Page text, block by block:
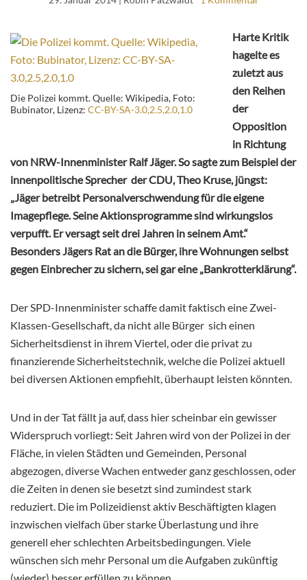
Die Polizei kommt. Quelle: Wikipedia, Foto:
Bubinator, Lizenz: CC-BY-SA-3.0,2.5,2.0,1.0
Harte Kritik
hagelte es
zuletzt aus
den Reihen
der
Opposition
in Richtung
von NRW-Innenminister Ralf Jäger. So sagte zum Beispiel der
innenpolitische Sprecher der CDU, Theo Kruse, jüngst:
„Jäger betreibt Personalverschwendung für die eigene
Imagepflege. Seine Aktionsprogramme sind wirkungslos
verpufft. Er versagt seit drei Jahren in seinem Amt.“
Besonders Jägers Rat an die Bürger, ihre Wohnungen selbst
gegen Einbrecher zu sichern, sei gar eine „Bankrotterklärung“.
Der SPD-Innenminister schaffe damit faktisch eine Zwei-
Klassen-Gesellschaft, da nicht alle Bürger sich einen
Sicherheitsdienst in ihrem Viertel, oder die privat zu
finanzierende Sicherheitstechnik, welche die Polizei aktuell
bei diversen Aktionen empfiehlt, überhaupt leisten könnten.
Und in der Tat fällt ja auf, dass hier scheinbar ein gewisser
Widerspruch vorliegt: Seit Jahren wird von der Polizei in der
Fläche, in vielen Städten und Gemeinden, Personal
abgezogen, diverse Wachen entweder ganz geschlossen, oder
die Zeiten in denen sie besetzt sind zumindest stark
reduziert. Die im Polizeidienst aktiv Beschäftigten klagen
inzwischen vielfach über starke Überlastung und ihre
generell eher schlechten Arbeitsbedingungen. Viele
wünschen sich mehr Personal um die Aufgaben zukünftig